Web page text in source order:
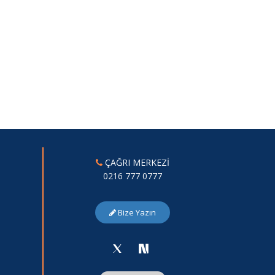
ÇAĞRI MERKEZİ
0216 777 0777
Bize Yazın